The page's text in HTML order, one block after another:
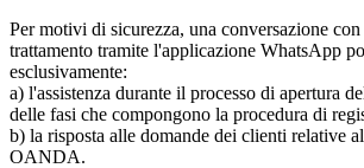
Per motivi di sicurezza, una conversazione
trattamento tramite l'applicazione WhatsApp
esclusivamente:
a) l'assistenza durante il processo di apertura
delle fasi che compongono la procedura di
b) la risposta alle domande dei clienti relative
OANDA.